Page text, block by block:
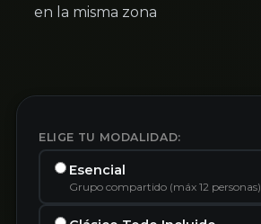
en la misma zona
ELIGE TU MODALIDAD:
Esencial
Grupo compartido (máx 12 personas)